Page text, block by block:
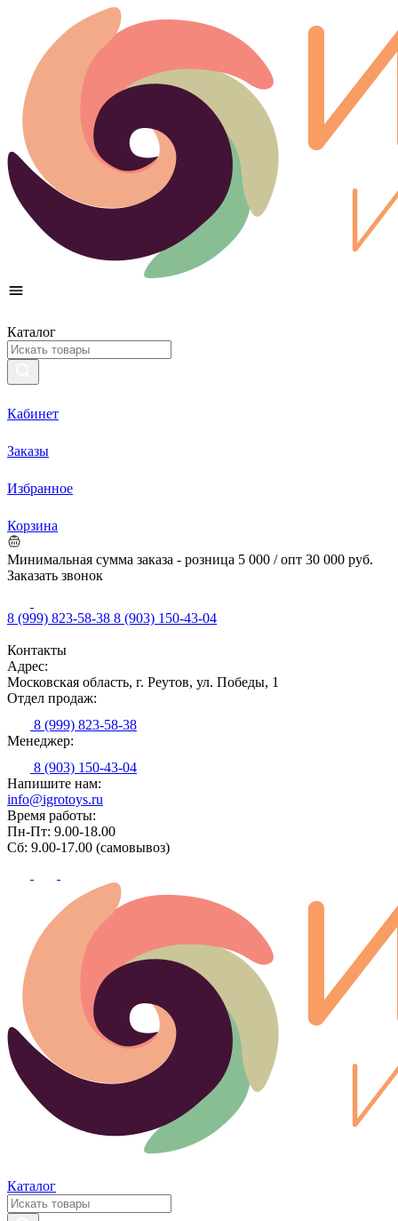
Каталог
Кабинет
Заказы
Избранное
Корзина
Минимальная сумма заказа - розница 5 000 / опт 30 000 руб.
Заказать звонок
8 (999) 823-58-38 8 (903) 150-43-04
Контакты
Адрес:
Московская область, г. Реутов, ул. Победы, 1
Отдел продаж:
8 (999) 823-58-38
Менеджер:
8 (903) 150-43-04
Напишите нам:
info@igrotoys.ru
Время работы:
Пн-Пт: 9.00-18.00
Сб: 9.00-17.00 (самовывоз)
Каталог